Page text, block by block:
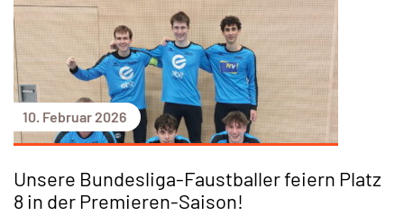
10. Februar 2026
Unsere Bundesliga-Faustballer feiern Platz
8 in der Premieren-Saison!